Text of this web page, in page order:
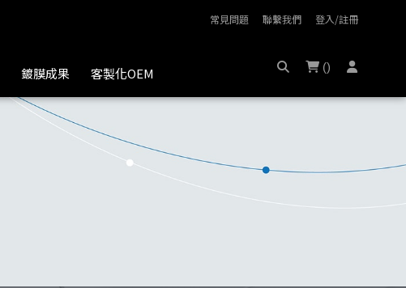
常見問題 聯繫我們 登入/註冊
()
鍍膜成果 客製化OEM